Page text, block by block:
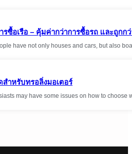
รซื้อเรือ – คุ้มค่ากว่าการซื้อรถ และถูกก
have not only houses and cars, but also
ำหรับทรอลิ่งมอเตอร์
may have some issues on how to